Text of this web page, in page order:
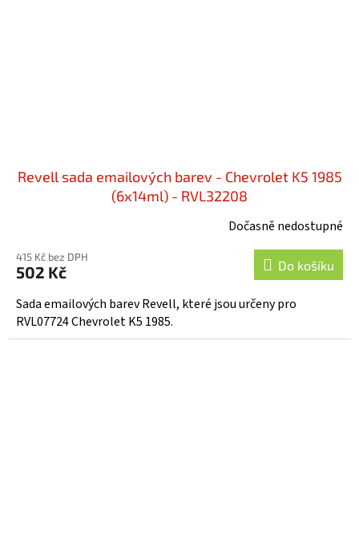
Revell sada emailových barev - Chevrolet K5 1985
(6x14ml) - RVL32208
Dočasně nedostupné
415 Kč bez DPH
502 Kč Do košíku
Sada emailových barev Revell, které jsou určeny pro
RVL07724 Chevrolet K5 1985.